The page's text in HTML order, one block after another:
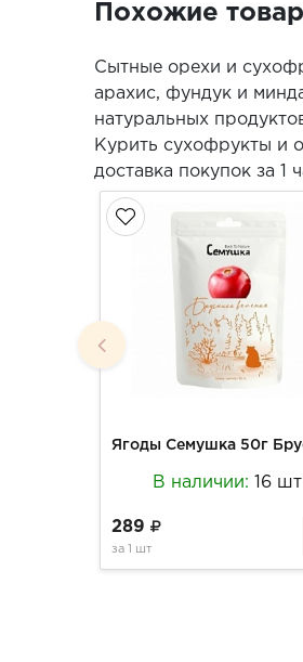
Похожие
Сытные орехи и
арахис, фундук и
натуральных
Курить сухофрукты и
доставка покупок за 1
В наличии: 16 шт
289
за 1 шт